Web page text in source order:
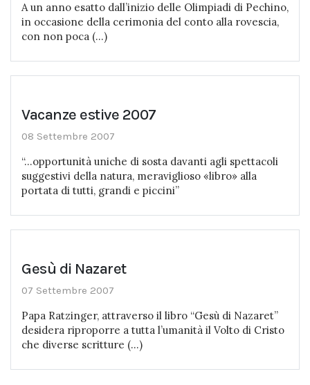
A un anno esatto dall’inizio delle Olimpiadi di Pechino,
in occasione della cerimonia del conto alla rovescia,
con non poca (...)
Vacanze estive 2007
08 Settembre 2007
“…opportunità uniche di sosta davanti agli spettacoli
suggestivi della natura, meraviglioso «libro» alla
portata di tutti, grandi e piccini”
Gesù di Nazaret
07 Settembre 2007
Papa Ratzinger, attraverso il libro “Gesù di Nazaret”
desidera riproporre a tutta l’umanità il Volto di Cristo
che diverse scritture (...)